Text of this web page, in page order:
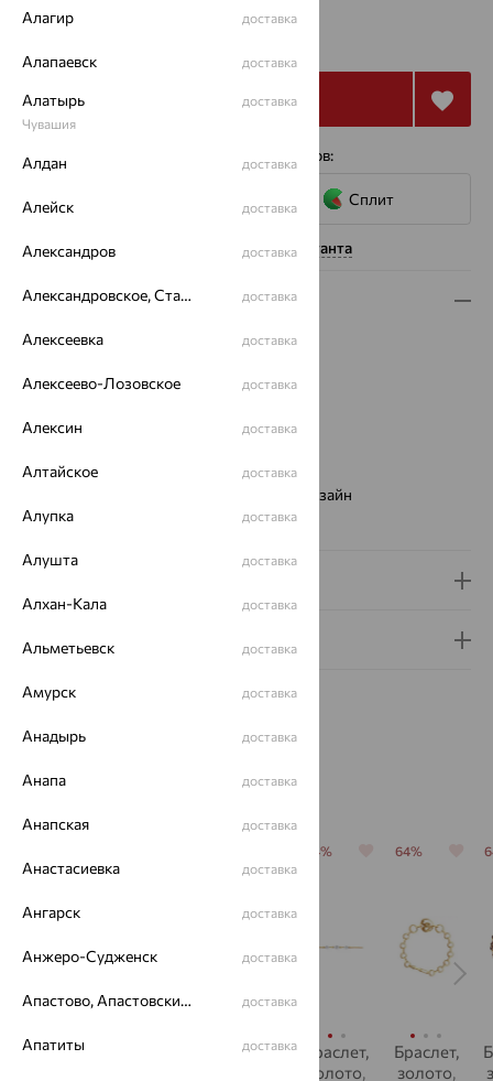
от 24 185
Купить
4 платежа по 6 046 с помощью сервисов:
Сплит
Нужна помощь консультанта
Описание
Вид изделия:
Металл:Золото
Цвет металла:
Страна происхождения:
РОССИЯ
Европейский дизайн
Бренд:EFREMOV
Гарантия и возврат
Похожие изделия
Браслет,
Браслет,
64%
Браслет,
золото,
64%
Браслет,
золото,
Алагир доставка
Алапаевск доставка
Алатырь
Чувашия
доставка
Алдан доставка
Алейск доставка
Александров доставка
Александровское, Ставропольский край доставка
Алексеевка доставка
Алексеево-Лозовское доставка
Алексин доставка
Алтайское доставка
Алупка доставка
Алушта доставка
Алхан-Кала доставка
Альметьевск доставка
Амурск доставка
Анадырь доставка
Анапа доставка
Анапская доставка
Анастасиевка доставка
Ангарск доставка
Анжеро-Судженск доставка
Апастово, Апастовский район доставка
Апатиты доставка